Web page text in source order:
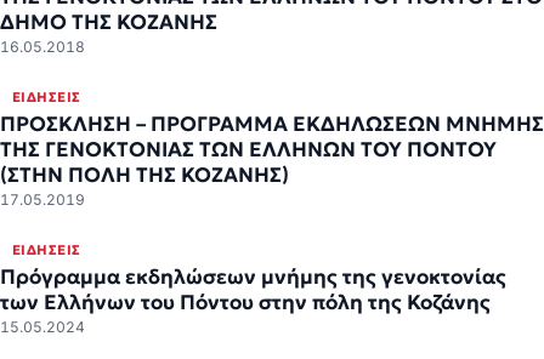
ΔΗΜΟ ΤΗΣ ΚΟΖΑΝΗΣ
16.05.2018
ΕΙΔΉΣΕΙΣ
ΠΡΟΣΚΛΗΣΗ – ΠΡΟΓΡΑΜΜΑ ΕΚΔΗΛΩΣΕΩΝ ΜΝΗΜΗΣ
ΤΗΣ ΓΕΝΟΚΤΟΝΙΑΣ ΤΩΝ ΕΛΛΗΝΩΝ ΤΟΥ ΠΟΝΤΟΥ
(ΣΤΗΝ ΠΟΛΗ ΤΗΣ ΚΟΖΑΝΗΣ)
17.05.2019
ΕΙΔΉΣΕΙΣ
Πρόγραμμα εκδηλώσεων μνήμης της γενοκτονίας
των Ελλήνων του Πόντου στην πόλη της Κοζάνης
15.05.2024